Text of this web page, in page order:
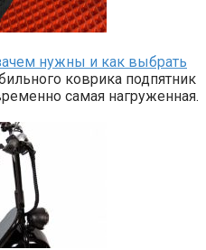
нужны и как выбрать
коврика подпятник
самая нагруженная.